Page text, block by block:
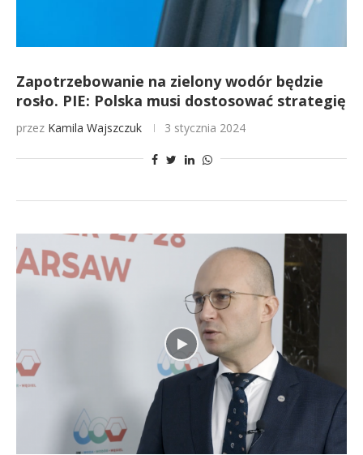
Zapotrzebowanie na zielony wodór będzie
rosło. PIE: Polska musi dostosować strategię
przez Kamila Wajszczuk 3 stycznia 2024